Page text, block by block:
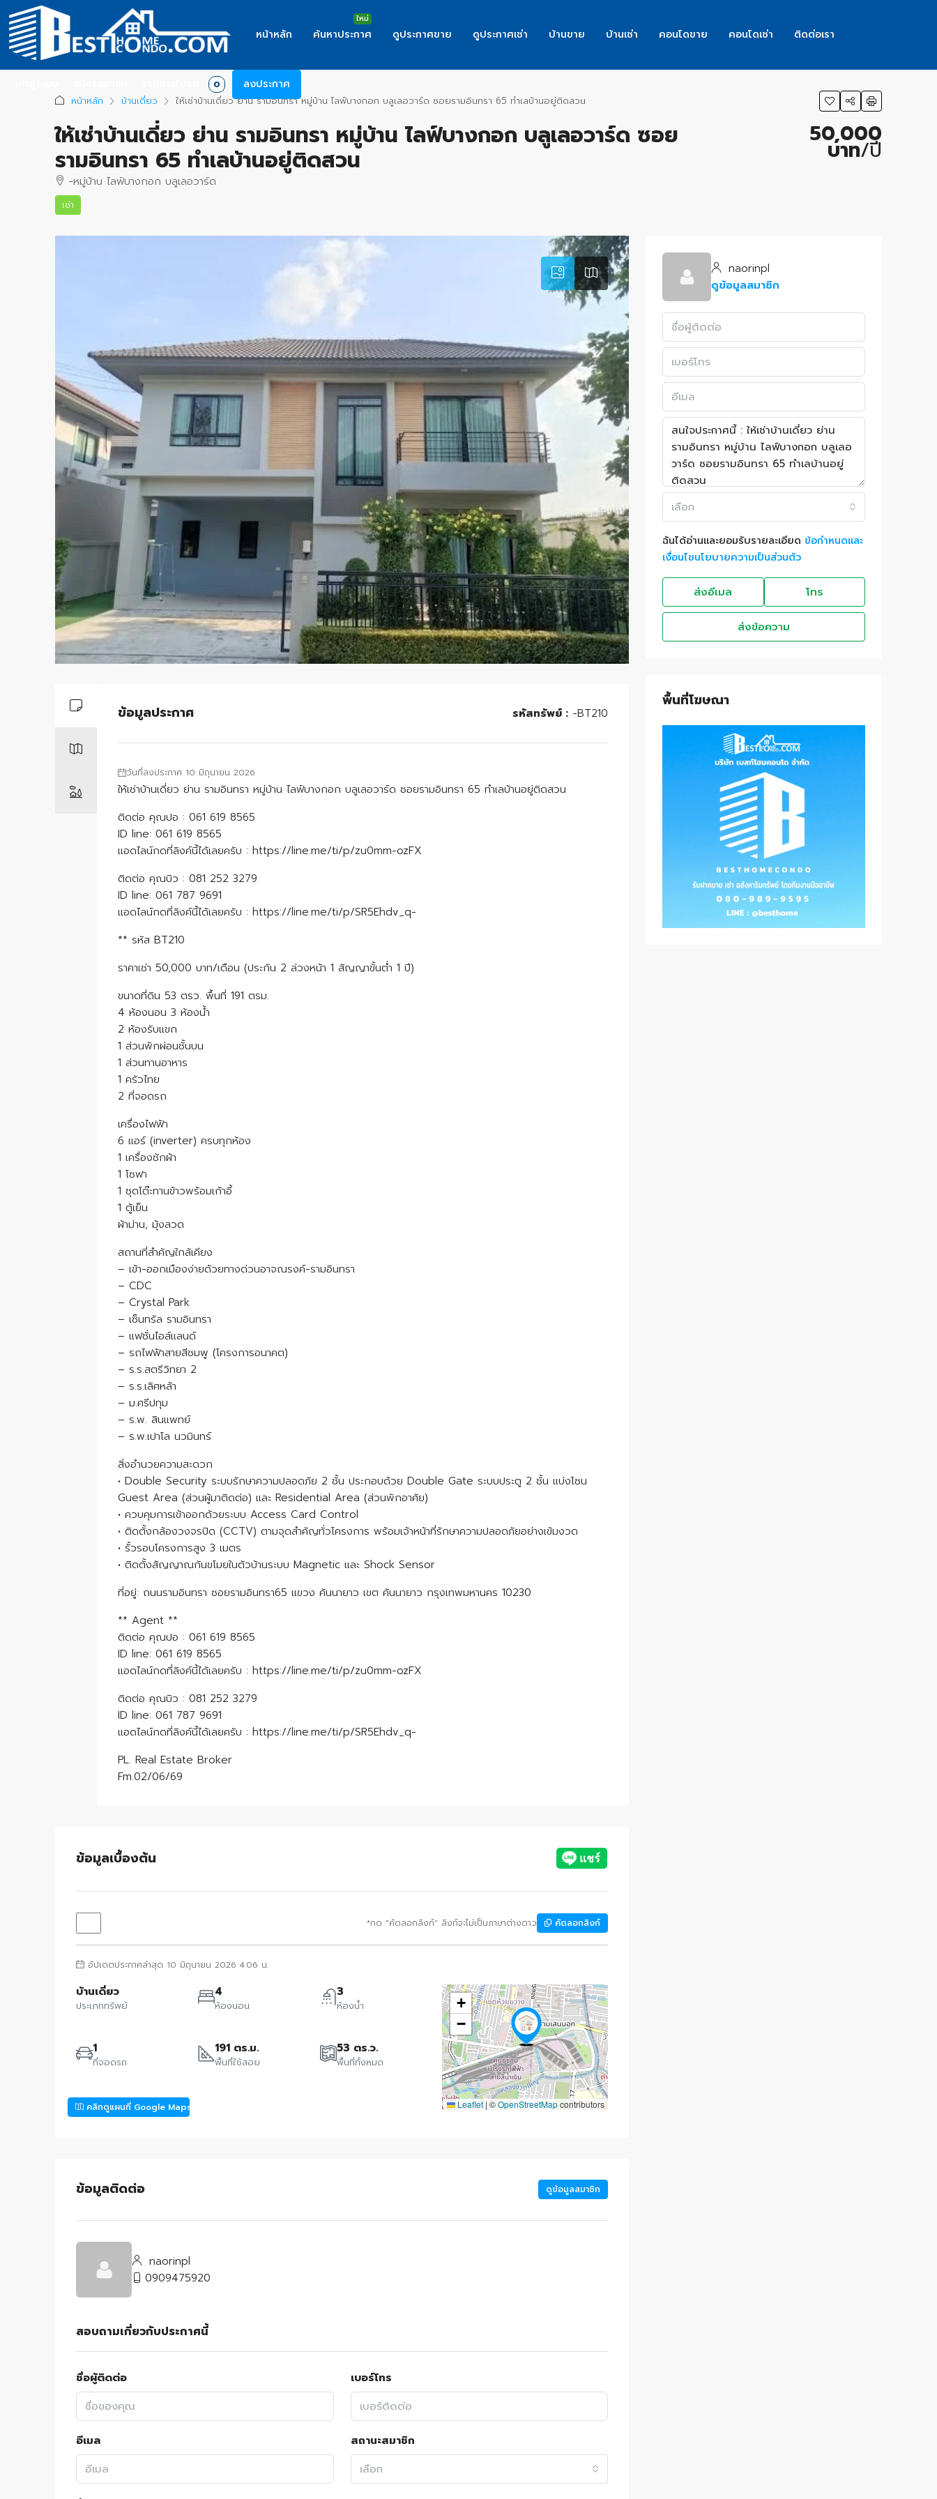
หน้าหลัก ค้นหาประกาศ ดูประกาศขาย ดูประกาศเช่า บ้านขาย บ้านเช่า คอนโดขาย คอนโดเช่า ติดต่อเรา
0 ลงประกาศ
หน้าหลัก บ้านเดี่ยว ให้เช่าบ้านเดี่ยว ย่าน รามอินทรา หมู่บ้าน ไลฟ์บางกอก บลูเลอวาร์ด ซอยรามอินทรา 65 ทำเลบ้านอยู่ติดสวน
ให้เช่าบ้านเดี่ยว ย่าน รามอินทรา หมู่บ้าน ไลฟ์บางกอก บลูเลอวาร์ด ซอย
รามอินทรา 65 ทำเลบ้านอยู่ติดสวน
-หมู่บ้าน ไลฟ์บางกอก บลูเลอวาร์ด
เช่า
50,000
บาท/ปี
ข้อมูลประกาศ รหัสทรัพย์ : -BT210
วันที่ลงประกาศ 10 มิถุนายน 2026
ให้เช่าบ้านเดี่ยว ย่าน รามอินทรา หมู่บ้าน ไลฟ์บางกอก บลูเลอวาร์ด ซอยรามอินทรา 65 ทำเลบ้านอยู่ติดสวน
ติดต่อ คุณปอ : 061 619 8565
ID line: 061 619 8565
แอดไลน์กดที่ลิงค์นี้ได้เลยครับ : https://line.me/ti/p/zu0mm-ozFX
ติดต่อ คุณบิว : 081 252 3279
ID line: 061 787 9691
แอดไลน์กดที่ลิงค์นี้ได้เลยครับ : https://line.me/ti/p/SR5Ehdv_q-
** รหัส BT210
ราคาเช่า 50,000 บาท/เดือน (ประกัน 2 ล่วงหน้า 1 สัญญาขั้นต่ำ 1 ปี)
ขนาดที่ดิน 53 ตรว. พื้นที่ 191 ตรม.
4 ห้องนอน 3 ห้องน้ำ
2 ห้องรับแขก
1 ส่วนพักผ่อนชั้นบน
1 ส่วนทานอาหาร
1 ครัวไทย
2 ที่จอดรถ
เครื่องไฟฟ้า
6 แอร์ (inverter) ครบทุกห้อง
1 เครื่องซักผ้า
1 โซฟา
1 ชุดโต๊ะทานข้าวพร้อมเก้าอี้
1 ตู้เย็น
ผ้าม่าน, มุ้งลวด
สถานที่สำคัญใกล้เคียง
– เข้า-ออกเมืองง่ายด้วยทางด่วนอาจณรงค์-รามอินทรา
– CDC
– Crystal Park
– เซ็นทรัล รามอินทรา
– แฟชั่นไอส์แลนด์
– รถไฟฟ้าสายสีชมพู (โครงการอนาคต)
– ร.ร.สตรีวิทยา 2
– ร.ร.เลิศหล้า
– ม.ศรีปทุม
– ร.พ. สินแพทย์
– ร.พ.เปาโล นวมินทร์
สิ่งอำนวยความสะดวก
• Double Security ระบบรักษาความปลอดภัย 2 ชั้น ประกอบด้วย Double Gate ระบบประตู 2 ชั้น แบ่งโซน
Guest Area (ส่วนผู้มาติดต่อ) และ Residential Area (ส่วนพักอาศัย)
• ควบคุมการเข้าออกด้วยระบบ Access Card Control
• ติดตั้งกล้องวงจรปิด (CCTV) ตามจุดสำคัญทั่วโครงการ พร้อมเจ้าหน้าที่รักษาความปลอดภัยอย่างเข้มงวด
• รั้วรอบโครงการสูง 3 เมตร
• ติดตั้งสัญญาณกันขโมยในตัวบ้านระบบ Magnetic และ Shock Sensor
ที่อยู่: ถนนรามอินทรา ซอยรามอินทรา65 แขวง คันนายาว เขต คันนายาว กรุงเทพมหานคร 10230
** Agent **
ติดต่อ คุณปอ : 061 619 8565
ID line: 061 619 8565
แอดไลน์กดที่ลิงค์นี้ได้เลยครับ : https://line.me/ti/p/zu0mm-ozFX
ติดต่อ คุณบิว : 081 252 3279
ID line: 061 787 9691
แอดไลน์กดที่ลิงค์นี้ได้เลยครับ : https://line.me/ti/p/SR5Ehdv_q-
PL. Real Estate Broker
Fm.02/06/69
ข้อมูลเบื้องต้น
*กด "คัดลอกลิงก์" ลิงก์จะไม่เป็นภาษาต่างดาว คัดลอกลิงก์
อัปเดตประกาศล่าสุด 10 มิถุนายน 2026 4:06 น.
บ้านเดี่ยว
ประเภททรัพย์
4
ห้องนอน
3
ห้องน้ำ
1
ที่จอดรถ
191 ตร.ม.
พื้นที่ใช้สอย
53 ตร.ว.
พื้นที่ทั้งหมด
คลิกดูแผนที่ Google Maps
+
−
Leaflet | ©OpenStreetMapcontributors
ข้อมูลติดต่อ ดูข้อมูลสมาชิก
naorinpl
0909475920
สอบถามเกี่ยวกับประกาศนี้
ชื่อผู้ติดต่อ เบอร์โทร
อีเมล
สถานะสมาชิก
เลือก
naorinpl
ดูข้อมูลสมาชิก
เลือก
ฉันได้อ่านและยอมรับรายละเอียด ข้อกำหนดและ
เงื่อนไขนโยบายความเป็นส่วนตัว
ส่งอีเมล โทร
ส่งข้อความ
พื้นที่โฆษณา